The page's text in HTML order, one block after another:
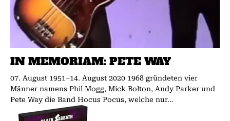
IN MEMORIAM: PETE WAY
07. August 1951–14. August 2020 1968 gründeten vier
Männer namens Phil Mogg, Mick Bolton, Andy Parker und
Pete Way die Band Hocus Pocus, welche nur...